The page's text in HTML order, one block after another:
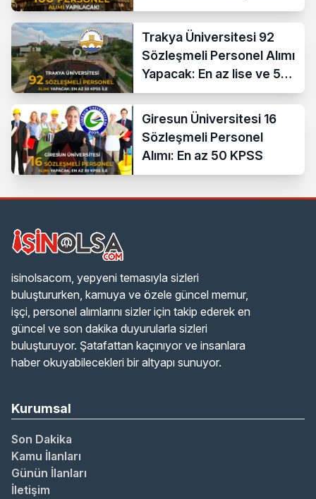
Trakya Üniversitesi 92
Sözleşmeli Personel Alımı
Yapacak: En az lise ve 50
KPSS İle
Giresun Üniversitesi 16
Sözleşmeli Personel
Alımı: En az 50 KPSS
isinolsacom, yepyeni temasıyla sizleri
buluştururken, kamuya ve özele güncel memur,
işçi, personel alımlarını sizler için takip ederek en
güncel ve son dakika duyurularla sizleri
buluşturuyor. Şatafattan kaçınıyor ve insanlara
haber okuyabilecekleri bir altyapı sunuyor.
Kurumsal
Son Dakika
Kamu İlanları
Günün İlanları
İletişim